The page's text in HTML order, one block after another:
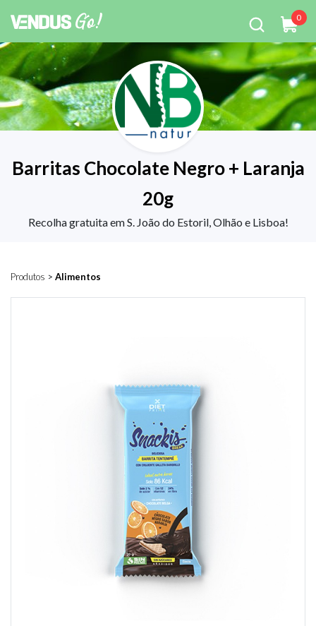
0
Barritas Chocolate Negro + Laranja
20g
Recolha gratuita em S. João do Estoril, Olhão e Lisboa!
Produtos > Alimentos